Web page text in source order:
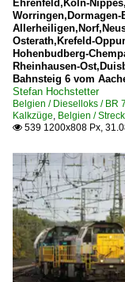
Ehrenfeld,Köln-
Worringen,Dormagen-
Osterath,Krefeld-
Hohenbudberg-
Rheinhausen-
Bahnsteig 6 vom
Stefan Hochstetter
Belgien / Dieselloks / BR
Kalkzüge, Belgien /
 539 1200x808 Px,